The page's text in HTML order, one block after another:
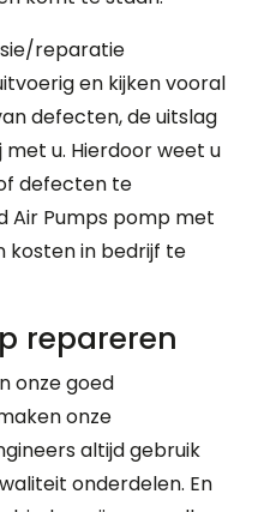
reparatie
en kijken vooral
defecten, de uitslag
u. Hierdoor weet u
defecten te
Air Pumps pomp met
kosten in bedrijf te
repareren
onze goed
onze
altijd gebruik
onderdelen. En